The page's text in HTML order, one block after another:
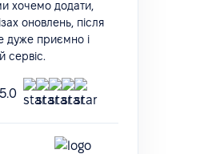
хочемо додати,
оновлень, після
дуже приємно і
сервіс.
5.0